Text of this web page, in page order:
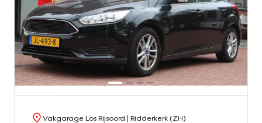
Vakgarage Los Rijsoord | Ridderkerk (ZH)